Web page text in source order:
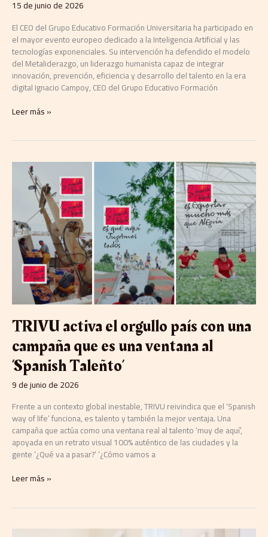
15 de junio de 2026
El CEO del Grupo Educativo Formación Universitaria ha participado en
el mayor evento europeo dedicado a la Inteligencia Artificial y las
tecnologías exponenciales. Su intervención ha defendido el modelo
del Metaliderazgo, un liderazgo humanista capaz de integrar
innovación, prevención, eficiencia y desarrollo del talento en la era
digital Ignacio Campoy, CEO del Grupo Educativo Formación
Leer más »
TRIVU activa el orgullo país con una
campaña que es una ventana al
‘Spanish Taleñto’
9 de junio de 2026
Frente a un contexto global inestable, TRIVU reivindica que el ‘Spanish
way of life’ funciona, es talento y también la mejor ventaja. Una
campaña que actúa como una ventana real al talento ‘muy de aquí’,
apoyada en un retrato visual 100% auténtico de las ciudades y la
gente ‘¿Qué va a pasar?’ ‘¿Cómo vamos a
TRIVU
activa
con
una
campaña
que
una
ventana
‘Spanish
Taleñto’
Leer más »